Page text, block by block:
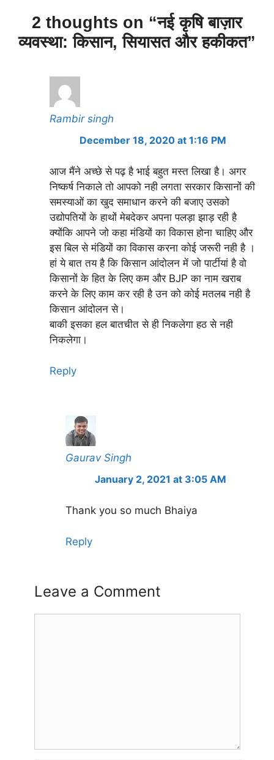
2 thoughts on “नई कृषि बाज़ार
व्यवस्था: किसान, सियासत और हकीकत”
Rambir singh
December 18, 2020 at 1:16 PM
आज मैंने अच्छे से पढ़ है भाई बहुत मस्त लिखा है। अगर
निष्कर्ष निकाले तो आपको नही लगता सरकार किसानों की
समस्याओं का खुद समाधान करने की बजाए उसको
उद्योपतियों के हाथों मेबदेकर अपना पलड़ा झाड़ रही है
क्योंकि आपने जो कहा मंडियों का विकास होना चाहिए और
इस बिल से मंडियों का विकास करना कोई जरूरी नही है ।
हां ये बात तय है कि किसान आंदोलन में जो पार्टीयां है वो
किसानों के हित के लिए कम और BJP का नाम खराब
करने के लिए काम कर रही है उन को कोई मतलब नही है
किसान आंदोलन से।
बाकी इसका हल बातचीत से ही निकलेगा हठ से नही
निकलेगा।
Reply
Gaurav Singh
January 2, 2021 at 3:05 AM
Thank you so much Bhaiya
Reply
Leave a Comment